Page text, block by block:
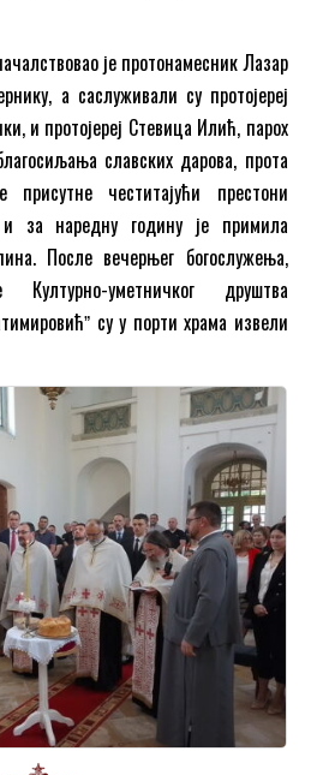
је протонамесник Лазар
а саслуживали су протојереј
и протојереј Стевица Илић, парох
славских дарова, прота
честитајући престони
за наредну годину је примила
После вечерњег богослужења,
уметничког друштва
су у порти храма извели